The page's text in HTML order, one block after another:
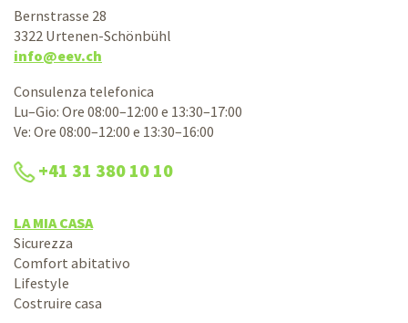
Bernstrasse 28
3322 Urtenen-Schönbühl
info@eev.ch
Consulenza telefonica
Lu–Gio: Ore 08:00–12:00 e 13:30–17:00
Ve: Ore 08:00–12:00 e 13:30–16:00
+41 31 380 10 10
LA MIA CASA
Sicurezza
Comfort abitativo
Lifestyle
Costruire casa